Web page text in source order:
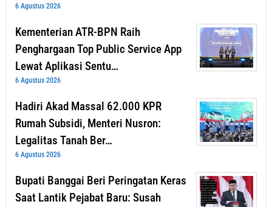
6 Agustus 2026
Kementerian ATR-BPN Raih
Penghargaan Top Public Service App
Lewat Aplikasi Sentu…
6 Agustus 2026
Hadiri Akad Massal 62.000 KPR
Rumah Subsidi, Menteri Nusron:
Legalitas Tanah Ber…
6 Agustus 2026
Bupati Banggai Beri Peringatan Keras
Saat Lantik Pejabat Baru: Susah